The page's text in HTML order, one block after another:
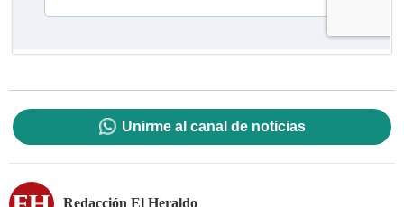
Unirme al canal de noticias
Redacción El Heraldo